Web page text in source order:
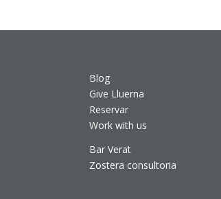
Blog
Give Lluerna
Reservar
Work with us
Bar Verat
Zostera consultoria